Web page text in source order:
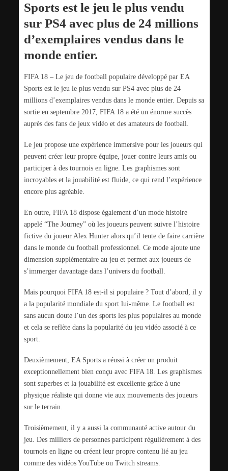
Sports est le jeu le plus vendu
sur PS4 avec plus de 24 millions
d’exemplaires vendus dans le
monde entier.
FIFA 18 – Le jeu de football populaire développé par EA
Sports est le jeu le plus vendu sur PS4 avec plus de 24
millions d’exemplaires vendus dans le monde entier. Depuis sa
sortie en septembre 2017, FIFA 18 a été un énorme succès
auprès des fans de jeux vidéo et des amateurs de football.
Le jeu propose une expérience immersive pour les joueurs qui
peuvent créer leur propre équipe, jouer contre leurs amis ou
participer à des tournois en ligne. Les graphismes sont
incroyables et la jouabilité est fluide, ce qui rend l’expérience
encore plus agréable.
En outre, FIFA 18 dispose également d’un mode histoire
appelé “The Journey” où les joueurs peuvent suivre l’histoire
fictive du joueur Alex Hunter alors qu’il tente de faire carrière
dans le monde du football professionnel. Ce mode ajoute une
dimension supplémentaire au jeu et permet aux joueurs de
s’immerger davantage dans l’univers du football.
Mais pourquoi FIFA 18 est-il si populaire ? Tout d’abord, il y
a la popularité mondiale du sport lui-même. Le football est
sans aucun doute l’un des sports les plus populaires au monde
et cela se reflète dans la popularité du jeu vidéo associé à ce
sport.
Deuxièmement, EA Sports a réussi à créer un produit
exceptionnellement bien conçu avec FIFA 18. Les graphismes
sont superbes et la jouabilité est excellente grâce à une
physique réaliste qui donne vie aux mouvements des joueurs
sur le terrain.
Troisièmement, il y a aussi la communauté active autour du
jeu. Des milliers de personnes participent régulièrement à des
tournois en ligne ou créent leur propre contenu lié au jeu
comme des vidéos YouTube ou Twitch streams.